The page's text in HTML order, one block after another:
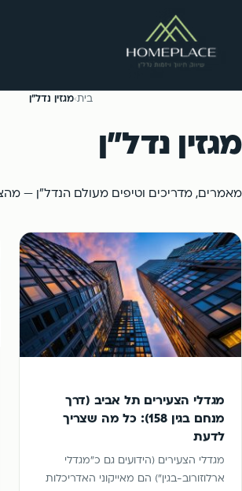
בית›מגזין נדל"ן
מגזין נדל"ן
מאמרים, מדריכים וטיפים מעולם הנדל"ן —
מגדלי הצעירים תל אביב (דרך
מנחם בגין 158): כל מה שצריך
לדעת
מגדלי הצעירים (הידועים גם כ"מגדלי
ארלוזורוב-בגין") הם מאייקוני האדריכלות